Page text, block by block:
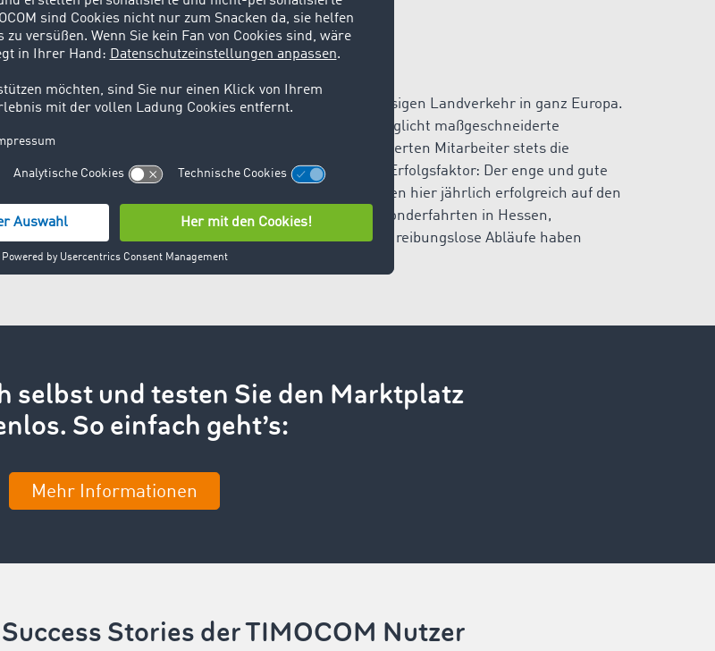
Über die today Logistik GmbH
Die today Logistik GmbH steht für sicheren und zuverlässigen Landverkehr in ganz Europa.
Der vielseitige Fuhrpark mit 7 eigenen Fahrzeugen ermöglicht maßgeschneiderte
Transportlösungen. So haben die 10 festen, hochqualifizierten Mitarbeiter stets die
richtige Lösung für die Auftraggeber parat. Ein weiterer Erfolgsfaktor: Der enge und gute
Austausch mit den Fahrern. Über 1500 Sendungen werden hier jährlich erfolgreich auf den
Weg gebracht. Ganz gleich, ob Nah- oder Fernverkehr, Sonderfahrten in Hessen,
Deutschland oder der EU – die Kundenzufriedenheit und reibungslose Abläufe haben
oberste Priorität.
selbst und testen Sie den Marktplatz
So einfach geht’s:
Mehr Informationen
Stories der TIMOCOM Nutzer